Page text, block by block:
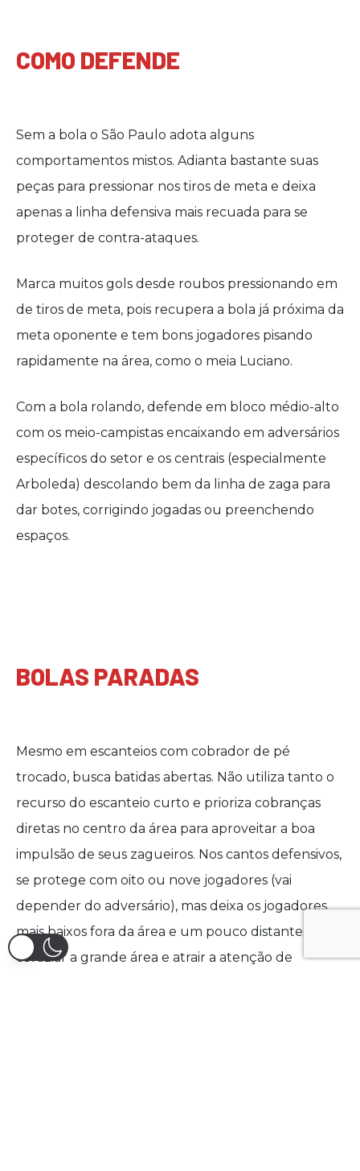
COMO DEFENDE
Sem a bola o São Paulo adota alguns
comportamentos mistos. Adianta bastante suas
peças para pressionar nos tiros de meta e deixa
apenas a linha defensiva mais recuada para se
proteger de contra-ataques.
Marca muitos gols desde roubos pressionando em
de tiros de meta, pois recupera a bola já próxima da
meta oponente e tem bons jogadores pisando
rapidamente na área, como o meia Luciano.
Com a bola rolando, defende em bloco médio-alto
com os meio-campistas encaixando em adversários
específicos do setor e os centrais (especialmente
Arboleda) descolando bem da linha de zaga para
dar botes, corrigindo jogadas ou preenchendo
espaços.
BOLAS PARADAS
Mesmo em escanteios com cobrador de pé
trocado, busca batidas abertas. Não utiliza tanto o
recurso do escanteio curto e prioriza cobranças
diretas no centro da área para aproveitar a boa
impulsão de seus zagueiros. Nos cantos defensivos,
se protege com oito ou nove jogadores (vai
depender do adversário), mas deixa os jogadores
mais baixos fora da área e um pouco distantes para
esvaziar a grande área e atrair a atenção de